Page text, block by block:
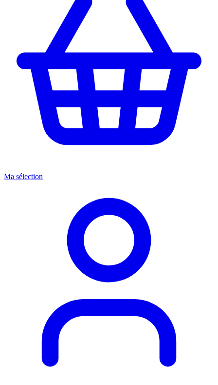
Ma sélection